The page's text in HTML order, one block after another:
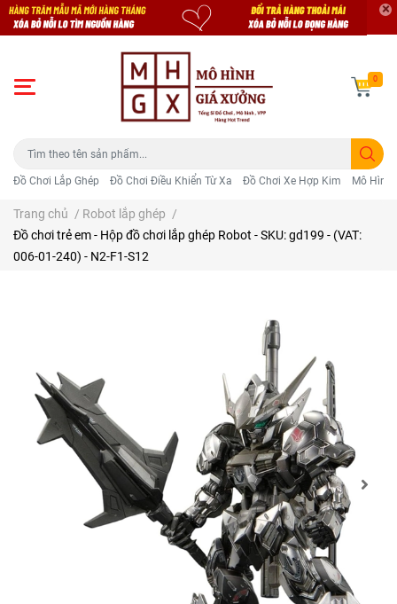
Đồ Chơi Lắp Ghép Đồ Chơi Điều Khiển Từ Xa Đồ Chơi Xe Hợp Kim Mô Hình
0
Trang chủ / Robot lắp ghép /
Đồ chơi trẻ em - Hộp đồ chơi lắp ghép Robot - SKU: gd199 - (VAT:
006-01-240) - N2-F1-S12